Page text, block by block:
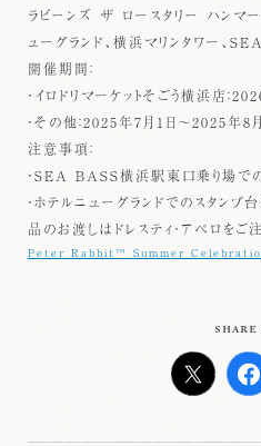
ラビーンズ ザ ロースタリー ハンマ
ューグランド、横浜マリンタワー、
開催期間：
・イロドリマーケットそごう横浜店
・その他：2025年7月1日～2025年8
注意事項：
・SEA BASS横浜駅東口乗り場で
・ホテルニューグランドでのスタンプ
品のお渡しはドレスティ・アペロをご
Peter Rabbit™ Summer
SHARE